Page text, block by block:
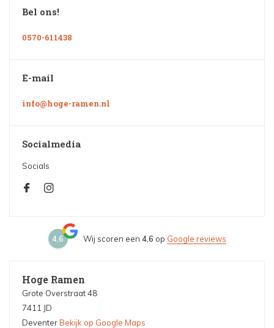
Bel ons!
0570-611438
E-mail
info@hoge-ramen.nl
Socialmedia
Socials
4,6 Wij scoren een 4,6 op Google reviews
Hoge Ramen
Grote Overstraat 48
7411 JD
DeventerBekijk op Google Maps